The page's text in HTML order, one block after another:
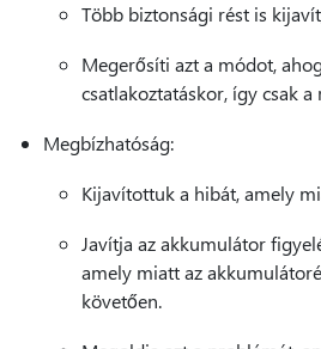
Több biztonsági rést is
Megerősíti azt a módot,
csatlakoztatáskor, így csak
Megbízhatóság:
Kijavítottuk a hibát, amely
Javítja az akkumulátor
amely miatt az
követően.